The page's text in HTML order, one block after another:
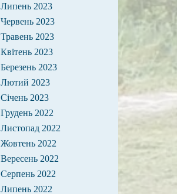
Липень 2023
Червень 2023
Травень 2023
Квітень 2023
Березень 2023
Лютий 2023
Січень 2023
Грудень 2022
Листопад 2022
Жовтень 2022
Вересень 2022
Серпень 2022
Липень 2022